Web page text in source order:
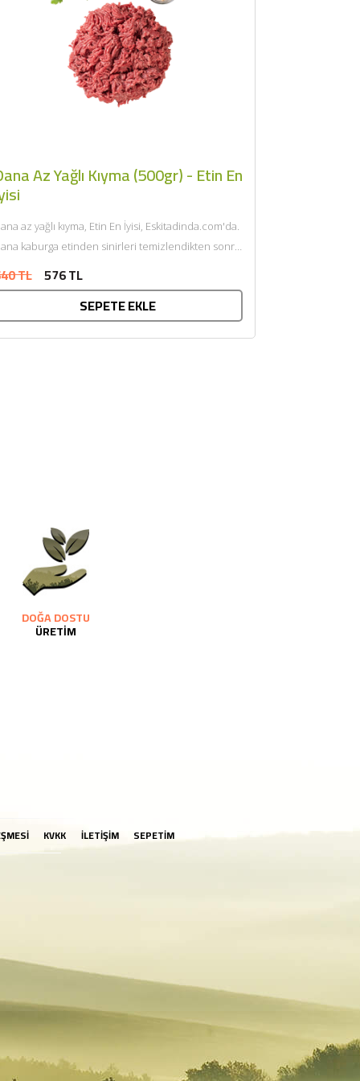
Az Yağlı Kıyma (500gr) - Etin En
az yağlı kıyma, Etin En İyisi, Eskitadinda.com'da.
kaburga etinden sinirleri temizlendikten sonra
TL 576 TL
SEPETE EKLE
DOĞA DOSTU
ÜRETİM
KVKK İLETİŞİM SEPETİM